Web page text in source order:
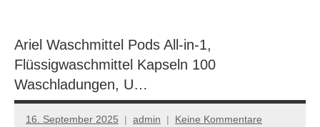
Ariel Waschmittel Pods All-in-1,
Flüssigwaschmittel Kapseln 100
Waschladungen, U…
16. September 2025 admin Keine Kommentare